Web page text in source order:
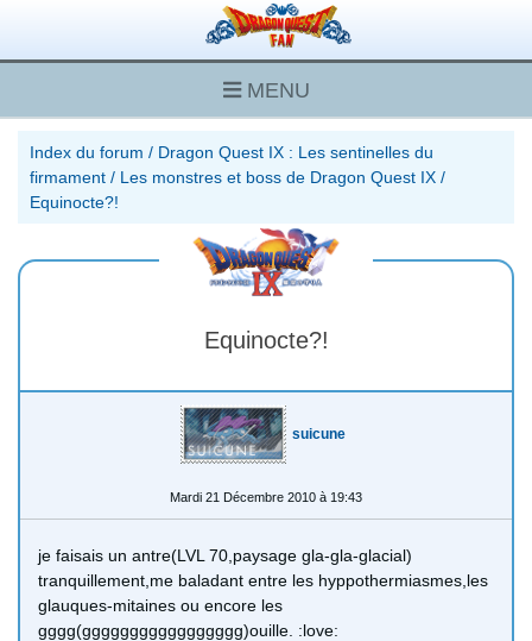
MENU
Index du forum / Dragon Quest IX : Les sentinelles du
firmament / Les monstres et boss de Dragon Quest IX /
Equinocte?!
Equinocte?!
suicune
Mardi 21 Décembre 2010 à 19:43
je faisais un antre(LVL 70,paysage gla-gla-glacial)
tranquillement,me baladant entre les hyppothermiasmes,les
glauques-mitaines ou encore les
gggg(ggggggggggggggggg)ouille. :love: